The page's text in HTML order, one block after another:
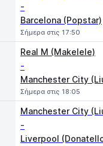
-
Barcelona (Popstar)
Σήμερα στις 17:50
Real M (Makelele)
-
Manchester City
Σήμερα στις 18:05
Manchester City
-
Liverpool